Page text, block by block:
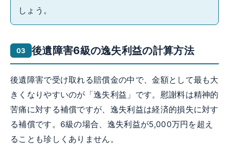
しょう。
後遺障害6級の逸失利益の計算方法
後遺障害で受け取れる賠償金の中で、金額として最も大
きくなりやすいのが「逸失利益」です。慰謝料は精神的
苦痛に対する補償ですが、逸失利益は経済的損失に対す
る補償です。6級の場合、逸失利益が5,000万円を超え
ることも珍しくありません。